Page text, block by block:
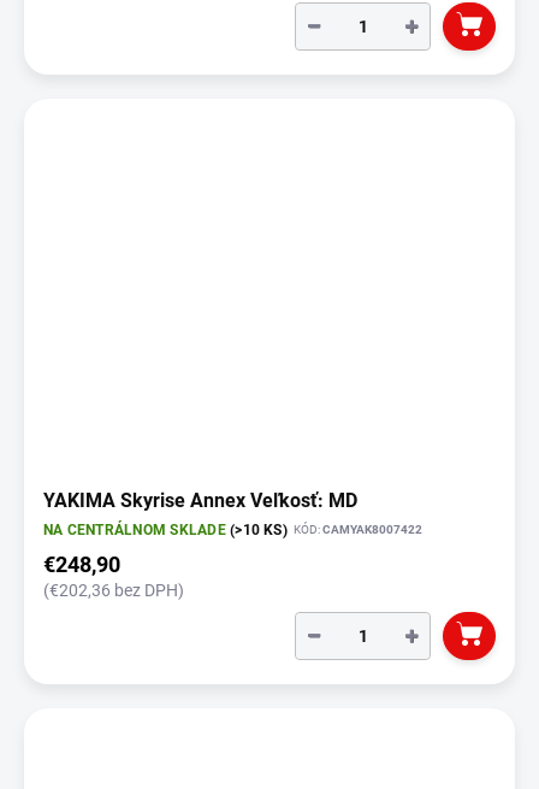
+
−
YAKIMA Skyrise Annex Veľkosť: MD
NA CENTRÁLNOM SKLADE(>10 KS) KÓD:CAMYAK8007422
€248,90
(€202,36 bez DPH)
+
−